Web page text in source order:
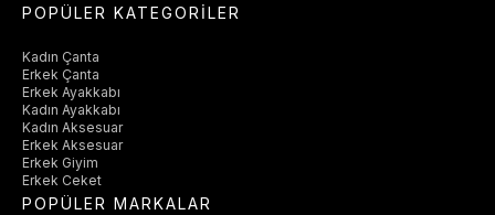
POPÜLER KATEGORİLER
Kadın Çanta
Erkek Çanta
Erkek Ayakkabı
Kadın Ayakkabı
Kadın Aksesuar
Erkek Aksesuar
Erkek Giyim
Erkek Ceket
POPÜLER MARKALAR